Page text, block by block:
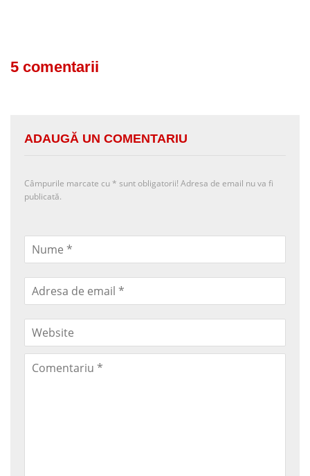
5 comentarii
ADAUGĂ UN COMENTARIU
Câmpurile marcate cu * sunt obligatorii! Adresa de email nu va fi
publicată.